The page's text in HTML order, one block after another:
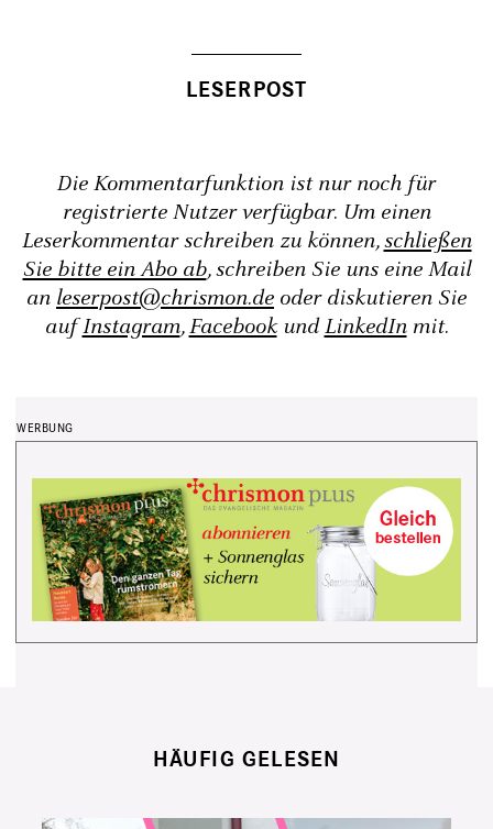
Die Kommentarfunktion ist nur noch für
registrierte Nutzer verfügbar. Um einen
Leserkommentar schreiben zu können,schließen
Sie bitte ein Abo ab, schreiben Sie uns eine Mail
an leserpost@chrismon.de oder diskutieren Sie
aufInstagram,FacebookundLinkedInmit.
HÄUFIG GELESEN